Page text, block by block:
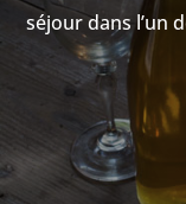
séjour dans l’un